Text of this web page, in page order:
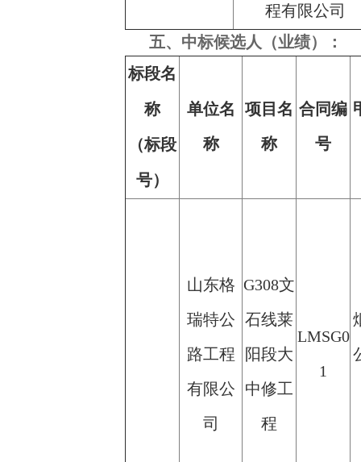
程有限公司
五、中标候选人（业绩）：
标段名
称
（标段
号）
单位名
称
项目名
称
合同编
号
山东格
瑞特公
路工程
有限公
司
G308文
石线莱
阳段大
中修工
程
LMSG0
1